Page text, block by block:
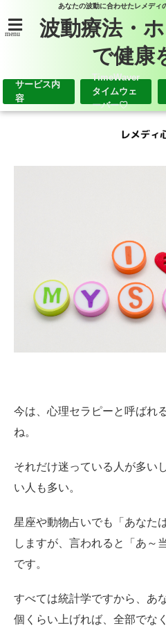
あなたの波動に合わせたレメディ
menu
波動療法・
で健康
サービス内
容
TimeWaver
タイムウェ
ーバー♡
今は、心理セラピーと呼ばれ
ね。
それだけ迷っている人が多い
い人も多い。
星座や動物占いでも「あな
しますが、言われると「あ～
です。
すべては統計学ですから、あ
個くらい上げれば、全部でな